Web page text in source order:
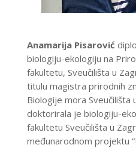
Anamarija Pisarović
biologiju-ekologiju na
fakultetu, Sveučilišta u
titulu magistra prirodnih
Biologije mora Sveučilišta
doktorirala je biologiju-
fakultetu Sveučilišta u
međunarodnom projektu